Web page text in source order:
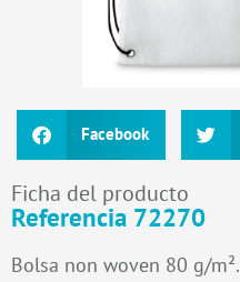
Facebook
Ficha del producto
Referencia 72270
Bolsa non woven 80 g/m².